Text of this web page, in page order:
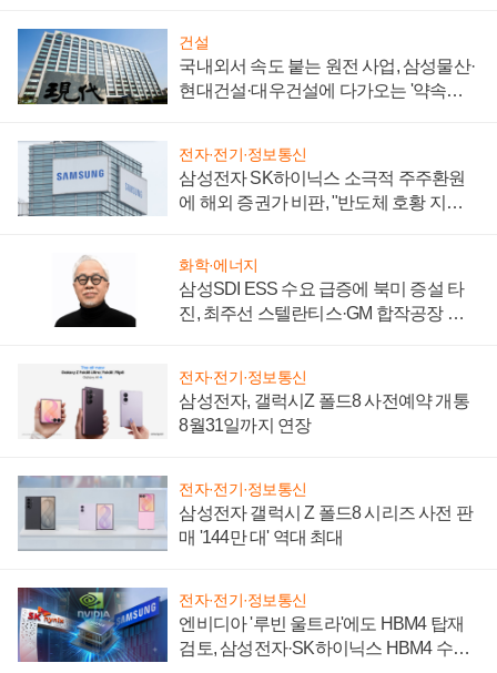
건설
국내외서 속도 붙는 원전 사업, 삼성물산·
현대건설·대우건설에 다가오는 '약속의
전자·전기·정보통신
삼성전자 SK하이닉스 소극적 주주환원
에 해외 증권가 비판, "반도체 호황 지속
화학·에너지
삼성SDI ESS 수요 급증에 북미 증설 타
진, 최주선 스텔란티스·GM 합작공장 건
전자·전기·정보통신
삼성전자, 갤럭시Z 폴드8 사전예약 개통
8월31일까지 연장
전자·전기·정보통신
삼성전자 갤럭시 Z 폴드8 시리즈 사전 판
매 '144만 대' 역대 최대
전자·전기·정보통신
엔비디아 '루빈 울트라'에도 HBM4 탑재
검토, 삼성전자·SK하이닉스 HBM4 수율